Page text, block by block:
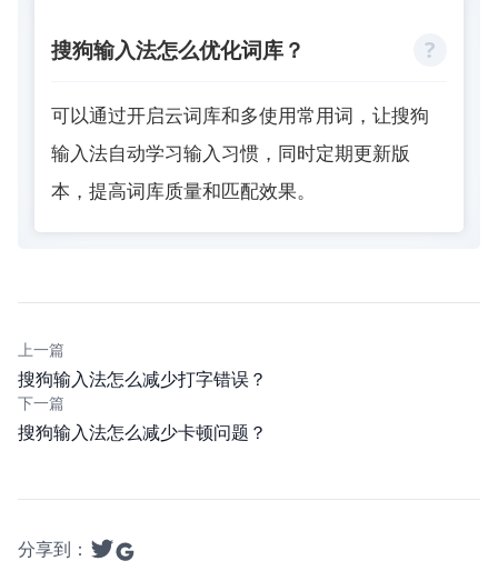
搜狗输入法怎么优化词库？
可以通过开启云词库和多使用常用词，让搜狗
输入法自动学习输入习惯，同时定期更新版
本，提高词库质量和匹配效果。
上一篇
搜狗输入法怎么减少打字错误？
下一篇
搜狗输入法怎么减少卡顿问题？
分享到：